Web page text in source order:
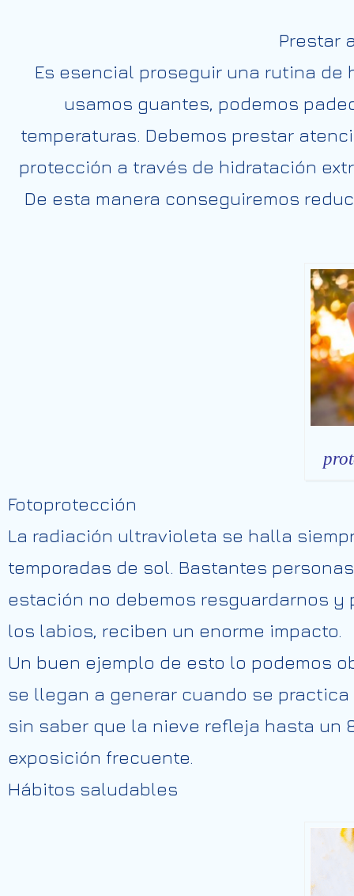
Prestar
Es esencial proseguiruna rutina de
usamos guantes, podemos
temperaturas. Debemos prestar
protección a través de hidratación
De esta manera conseguiremos
Fotoprotección
La radiación ultravioleta se halla
temporadas de sol. Bastantes personas
estación no debemos resguardarnos y
los labios, reciben un enorme impacto.
Un buen ejemplo de esto lo podemos
se llegan a generar cuando se
sin saber que la nieve refleja hasta un
exposición frecuente.
Hábitos saludables